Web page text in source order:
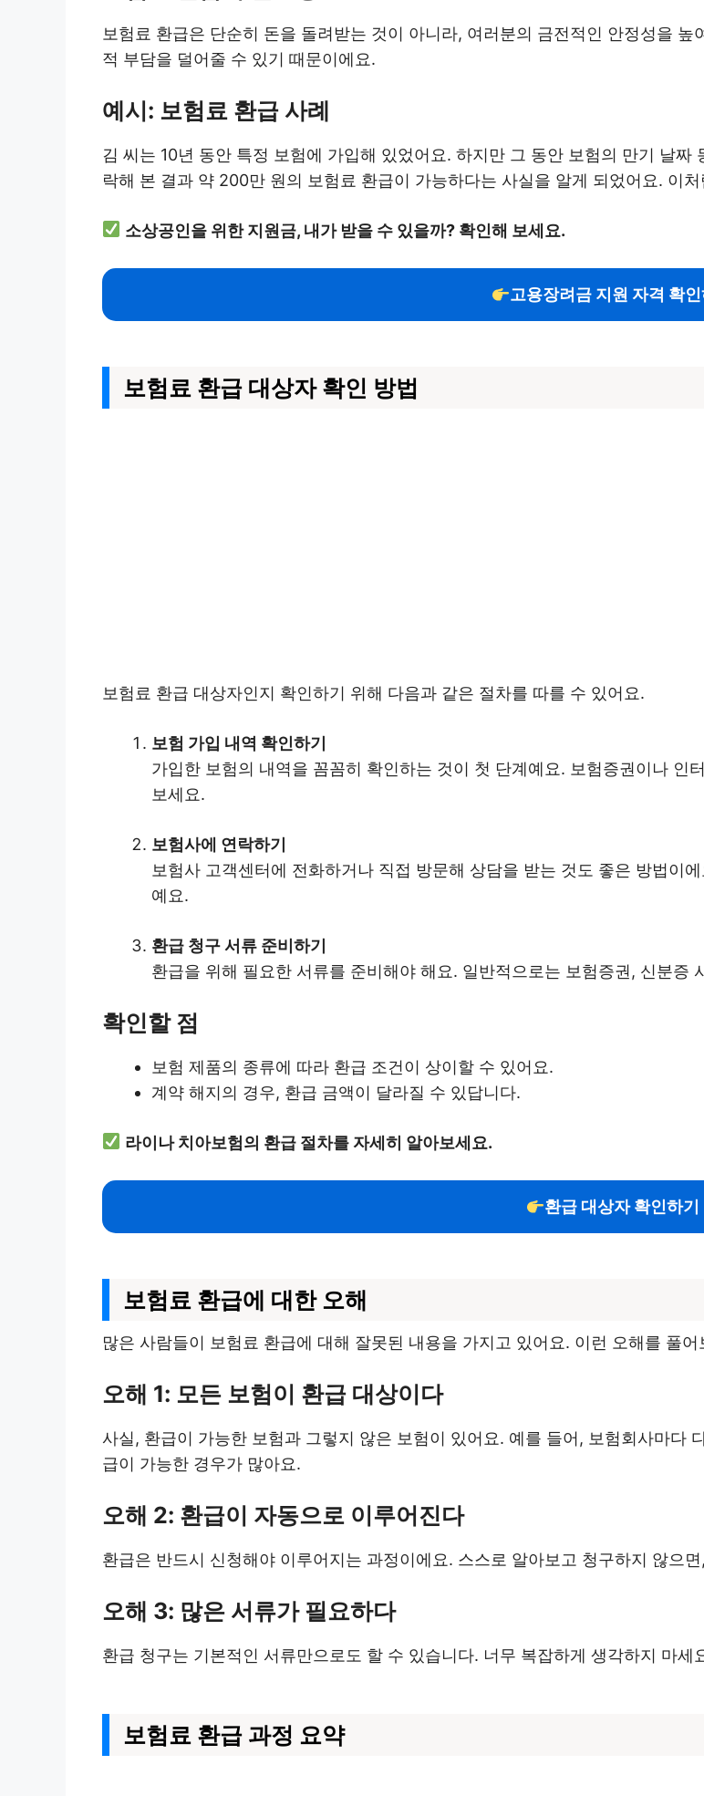
보험료 환급은 단순히 돈을 돌려받는 것이 아니라, 여러분의 금전적인 안정성을
적 부담을 덜어줄 수 있기 때문이에요.
예시: 보험료 환급 사례
김 씨는 10년 동안 특정 보험에 가입해 있었어요. 하지만 그 동안 보험의 만기 날
락해 본 결과 약 200만 원의 보험료 환급이 가능하다는 사실을 알게 되었어요. 이
소상공인을 위한 지원금, 내가 받을 수 있을까? 확인해 보세요.
고용장려금 지원 자격 확인
보험료 환급 대상자 확인 방법
보험료 환급 대상자인지 확인하기 위해 다음과 같은 절차를 따를 수 있어요.
보험 가입 내역 확인하기
가입한 보험의 내역을 꼼꼼히 확인하는 것이 첫 단계예요. 보험증권이나 인
보세요.
보험사에 연락하기
보험사 고객센터에 전화하거나 직접 방문해 상담을 받는 것도 좋은 방법이
예요.
환급 청구 서류 준비하기
환급을 위해 필요한 서류를 준비해야 해요. 일반적으로는 보험증권, 신분증
확인할 점
보험 제품의 종류에 따라 환급 조건이 상이할 수 있어요.
계약 해지의 경우, 환급 금액이 달라질 수 있답니다.
라이나 치아보험의 환급 절차를 자세히 알아보세요.
환급 대상자 확인하기
보험료 환급에 대한 오해
많은 사람들이 보험료 환급에 대해 잘못된 내용을 가지고 있어요. 이런 오해를 풀어
오해 1: 모든 보험이 환급 대상이다
사실, 환급이 가능한 보험과 그렇지 않은 보험이 있어요. 예를 들어, 보험회사마다
급이 가능한 경우가 많아요.
오해 2: 환급이 자동으로 이루어진다
환급은 반드시 신청해야 이루어지는 과정이에요. 스스로 알아보고 청구하지 않으
오해 3: 많은 서류가 필요하다
환급 청구는 기본적인 서류만으로도 할 수 있습니다. 너무 복잡하게 생각하지 마세
보험료 환급 과정 요약